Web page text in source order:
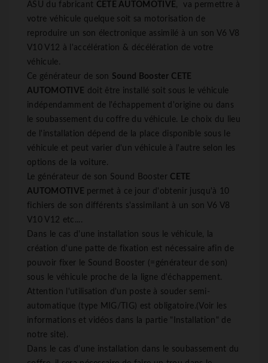
ASU du fabricant CETE AUTOMOTIVE, va permettre à
votre véhicule quelque soit sa motorisation de
reproduire un son électronique assimilé à un son V6 V8
V10 V12 à l'accélération & décélération de votre
véhicule.
Ce générateur de son Sound Booster CETE
AUTOMOTIVE doit être installé soit sous le véhicule
indépendamment de l'échappement d'origine ou dans
le soubassement du coffre du véhicule. Le choix du lieu
de l'installation dépend de la place disponible sous le
véhicule et peut varier d'un véhicule à l'autre selon les
options de la voiture.
Le générateur de son Sound Booster CETE
AUTOMOTIVE permet à ce jour d'obtenir jusqu'à 10
fichiers de son différents s'assimilant à un son V6 V8
V10 V12 etc....
Dans le cas d'une installation sous le véhicule, la
création d'une patte de fixation est nécessaire afin de
pouvoir fixer le Sound Booster (=générateur de son)
sous le véhicule proche de la ligne d'échappement.
Attention l'utilisation d'un poste à souder semi-
automatique (type MIG/TIG) est obligatoire.(Voir les
informations et vidéos dans la partie "Installation" de
notre site).
Dans le cas d'une installation dans le soubassement du